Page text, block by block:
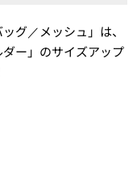
グ／メッシュ」は、
ー」のサイズアップ